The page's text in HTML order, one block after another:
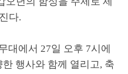
다.
대에서 27일 오후 7시에
행사와 함께 열리고, 축